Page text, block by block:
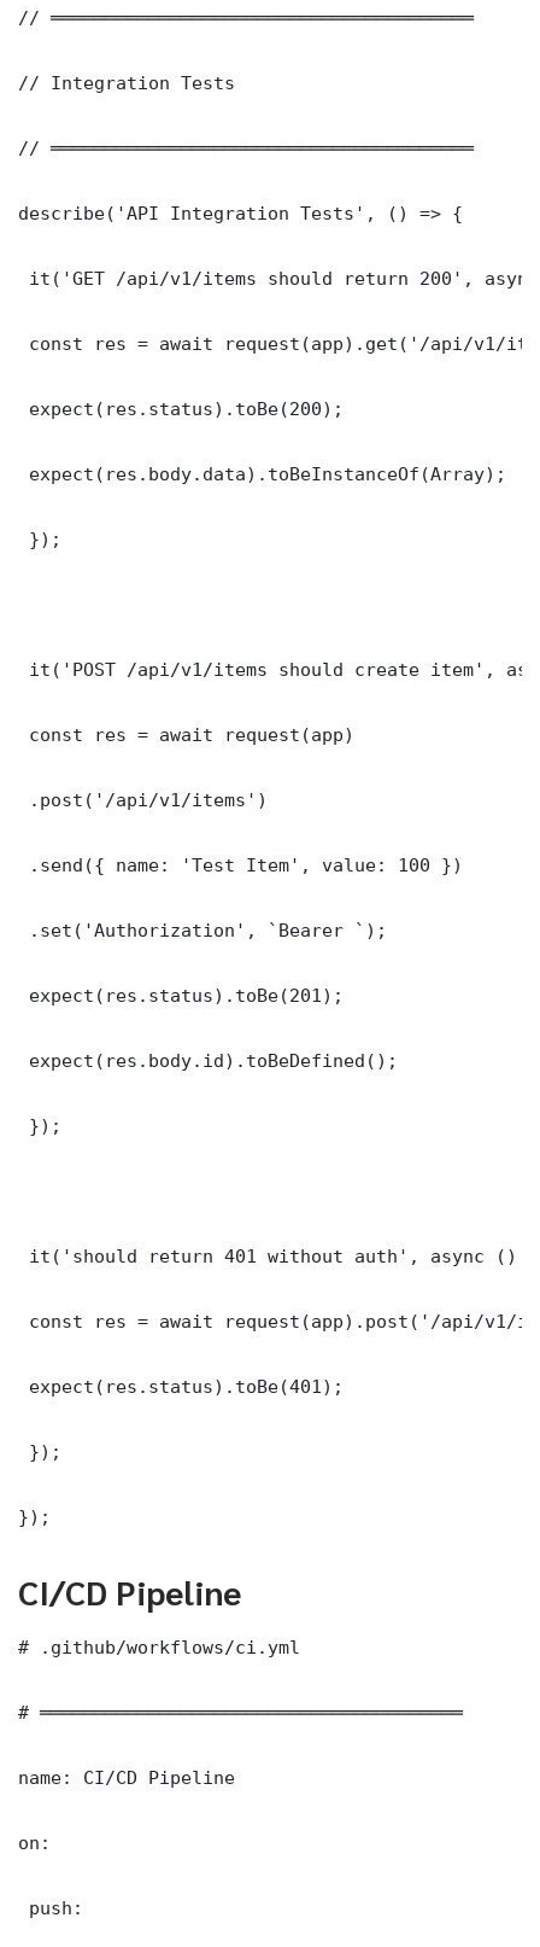
// ═══════════════════════════════════════
// Integration Tests
// ═══════════════════════════════════════
describe('API Integration Tests', () => {
it('GET /api/v1/items should return 200',
const res = await request(app).get('/api/v1/
expect(res.status).toBe(200);
expect(res.body.data).toBeInstanceOf(Array);
});
it('POST /api/v1/items should create item',
const res = await request(app)
.post('/api/v1/items')
.send({ name: 'Test Item', value: 100 })
.set('Authorization', `Bearer `);
expect(res.status).toBe(201);
expect(res.body.id).toBeDefined();
});
it('should return 401 without auth', async ()
const res = await request(app).post('/api/v1/
expect(res.status).toBe(401);
});
});
CI/CD Pipeline
# .github/workflows/ci.yml
# ═══════════════════════════════════════
name: CI/CD Pipeline
on:
push: